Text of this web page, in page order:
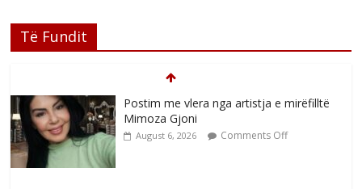
Të Fundit
Postim me vlera nga artistja e mirëfilltë
Mimoza Gjoni
August 6, 2026 Comments Off